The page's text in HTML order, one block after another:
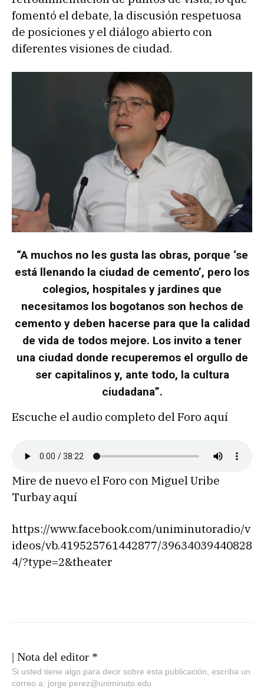
fomentó el debate, la discusión respetuosa
de posiciones y el diálogo abierto con
diferentes visiones de ciudad.
“A muchos no les gusta las obras, porque ‘se
está llenando la ciudad de cemento’, pero los
colegios, hospitales y jardines que
necesitamos los bogotanos son hechos de
cemento y deben hacerse para que la calidad
de vida de todos mejore. Los invito a tener
una ciudad donde recuperemos el orgullo de
ser capitalinos y, ante todo, la cultura
ciudadana”.
Escuche el audio completo del Foro aquí
Mire de nuevo el Foro con Miguel Uribe
Turbay aquí
https://www.facebook.com/uniminutoradio/v
ideos/vb.419525761442877/39634039440828
4/?type=2&theater
| Nota del editor *
Si usted tiene algo para decir sobre esta publicación, escriba un
correo a: jorge.perez@uniminuto.edu